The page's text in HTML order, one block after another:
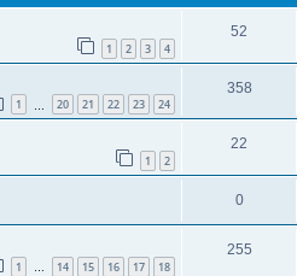
1 2 3 4
52
1 20 21 22 23 24
358
1 2
22
0
1 … 14 15 16 17 18
255